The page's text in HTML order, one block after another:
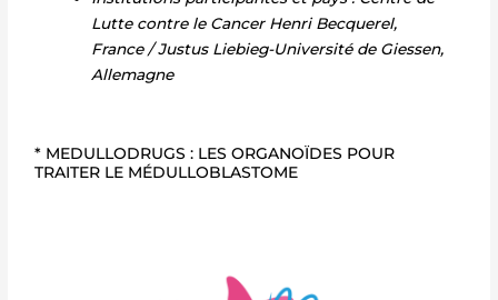
Lutte contre le Cancer Henri Becquerel,
France / Justus Liebieg-Université de Giessen,
Allemagne
* MEDULLODRUGS : LES ORGANOÏDES POUR
TRAITER LE MÉDULLOBLASTOME